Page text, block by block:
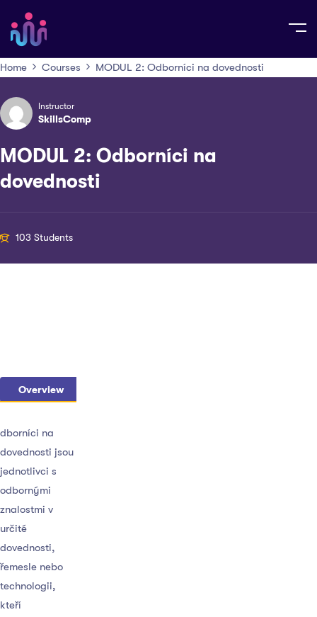
Home Courses MODUL 2: Odborníci na dovednosti
Instructor
SkillsComp
MODUL 2: Odborníci na
dovednosti
103 Students
Overview
dborníci na
dovednosti jsou
jednotlivci s
odbornými
znalostmi v
určité
dovednosti,
řemesle nebo
technologii,
kteří